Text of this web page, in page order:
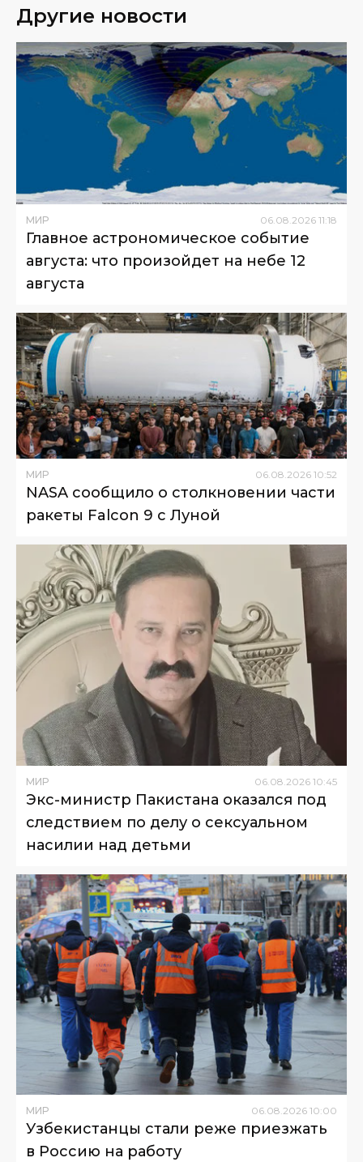
Другие новости
МИР 06 08 2026 11:18
Главное астрономическое событие
августа: что произойдет на небе 12
августа
МИР 06.08.2026 10:52
NASA сообщило о столкновении части
ракеты Falcon 9 с Луной
МИР 06 08 2026 10:45
Экс-министр Пакистана оказался под
следствием по делу о сексуальном
насилии над детьми
МИР 06.08.2026 10:00
Узбекистанцы стали реже приезжать
в Россию на работу